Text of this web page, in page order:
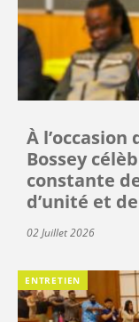
À
Bossey
constante
d’unité et
02 Juillet 2026
ENTRETIEN